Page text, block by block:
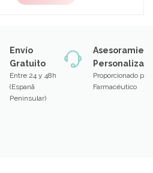
Envío
Gratuito
Entre 24 y 48h
(Espanã
Peninsular)
Proporcionado por
Farmacéutico